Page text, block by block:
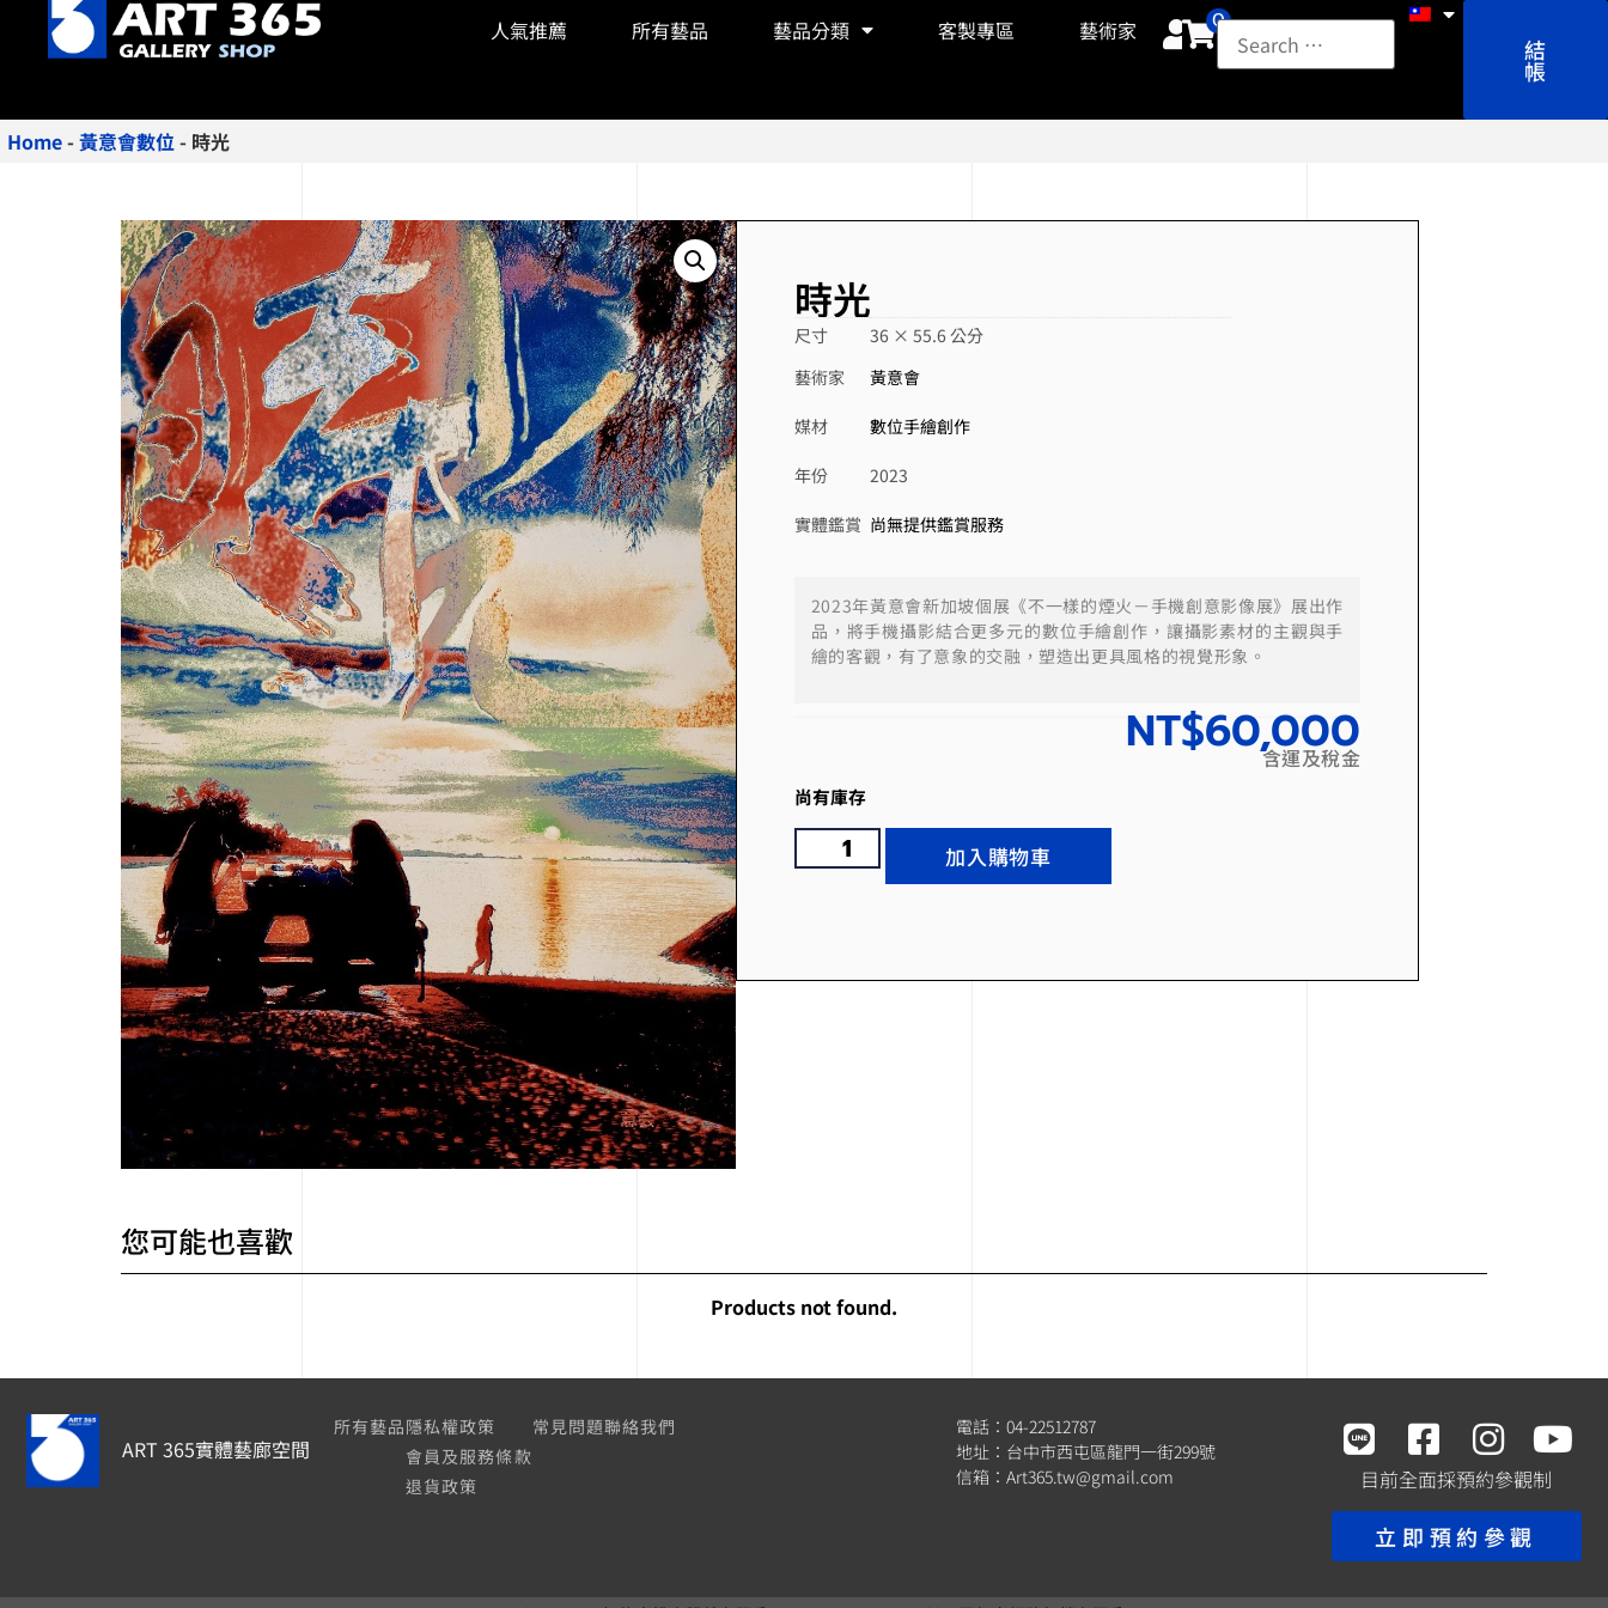
人氣推薦 所有藝品 藝品分類 客製專區 藝術家 0
結
帳
Home-黃意會數位- 時光
時光
尺寸
36 × 55.6 公分
藝術家
黃意會
媒材 數位手繪創作
年份 2023
實體鑑賞 尚無提供鑑賞服務
2023年黃意會新加坡個展《不一樣的煙火－手機創意影像展》展出作
品，將手機攝影結合更多元的數位手繪創作，讓攝影素材的主觀與手
繪的客觀，有了意象的交融，塑造出更具風格的視覺形象。
NT$60,000
含運及稅金
尚有庫存
加入購物車
您可能也喜歡
Products not found.
ART 365實體藝廊空間
所有藝品隱私權政策
會員及服務條款
退貨政策
常見問題聯絡我們
電話：04-22512787
地址：台中市西屯區龍門一街299號
信箱： Art365.tw@gmail.com 目前全面採預約參觀制
立即預約參觀